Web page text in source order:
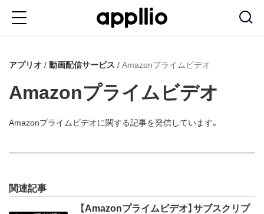
ン
動
アプリオ 動画配信サービス Amazonプライムビデオ
Amazonプライムビデオ
Amazonプライムビデオに関する記事を発信しています。
関連記事
【Amazonプライムビデオ】サブスクリプ